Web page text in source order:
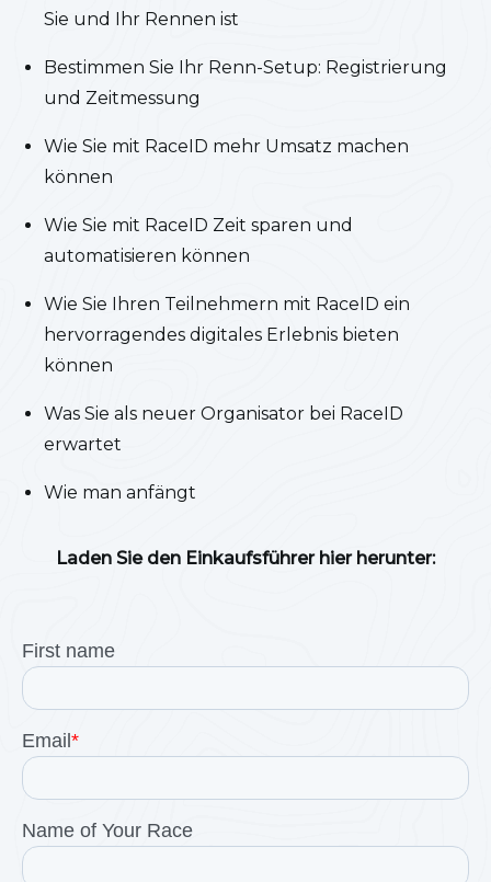
Sie und Ihr Rennen ist
Bestimmen Sie Ihr Renn-Setup: Registrierung
und Zeitmessung
Wie Sie mit RaceID mehr Umsatz machen
können
Wie Sie mit RaceID Zeit sparen und
automatisieren können
Wie Sie Ihren Teilnehmern mit RaceID ein
hervorragendes digitales Erlebnis bieten
können
Was Sie als neuer Organisator bei RaceID
erwartet
Wie man anfängt
Laden Sie den Einkaufsführer hier herunter: